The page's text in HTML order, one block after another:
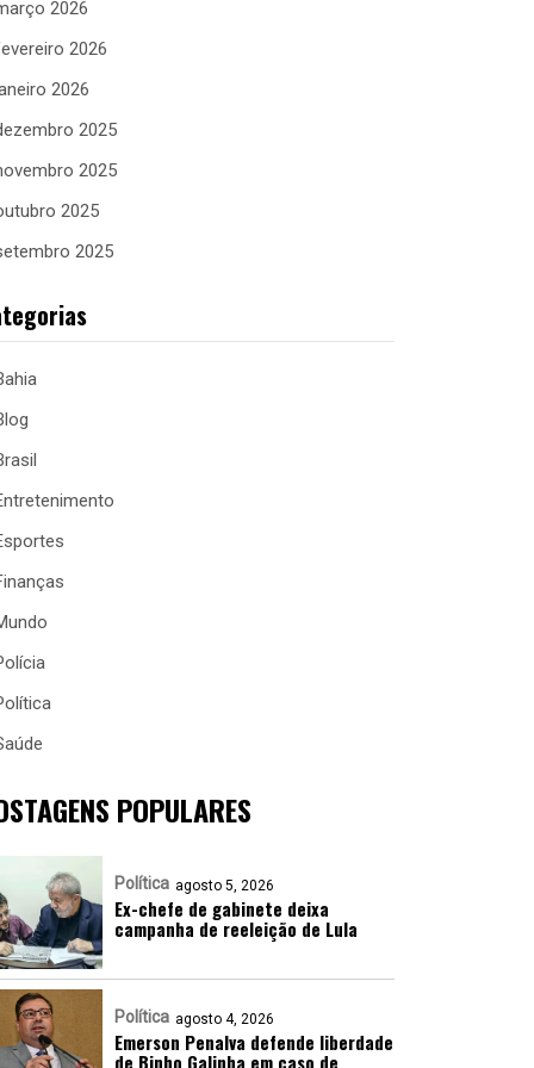
2026
2026
2026
2025
2025
2025
2025
POPULARES
Política agosto 5, 2026
Ex-chefe de gabinete deixa
campanha de reeleição de Lula
Política agosto 4, 2026
Emerson Penalva defende liberdade
de Binho Galinha em caso de